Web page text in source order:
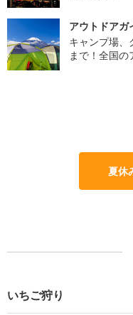
アウトドアガ
キャンプ場、
まで！全国の
夏休
いちご狩り